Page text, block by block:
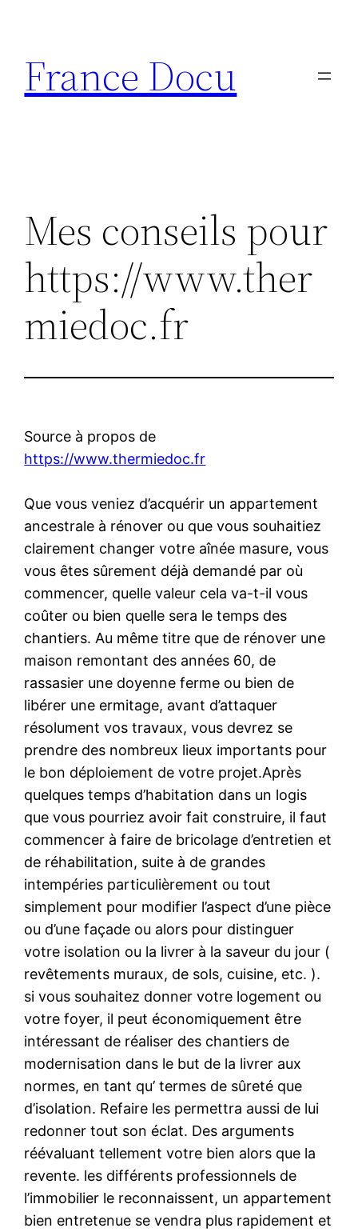
contenu
France Docu
Mes conseils pour
https://www.ther
miedoc.fr
Source à propos de
https://www.thermiedoc.fr
Que vous veniez d’acquérir un appartement
ancestrale à rénover ou que vous souhaitiez
clairement changer votre aînée masure, vous
vous êtes sûrement déjà demandé par où
commencer, quelle valeur cela va-t-il vous
coûter ou bien quelle sera le temps des
chantiers. Au même titre que de rénover une
maison remontant des années 60, de
rassasier une doyenne ferme ou bien de
libérer une ermitage, avant d’attaquer
résolument vos travaux, vous devrez se
prendre des nombreux lieux importants pour
le bon déploiement de votre projet.Après
quelques temps d’habitation dans un logis
que vous pourriez avoir fait construire, il faut
commencer à faire de bricolage d’entretien et
de réhabilitation, suite à de grandes
intempéries particulièrement ou tout
simplement pour modifier l’aspect d’une pièce
ou d’une façade ou alors pour distinguer
votre isolation ou la livrer à la saveur du jour (
revêtements muraux, de sols, cuisine, etc. ).
si vous souhaitez donner votre logement ou
votre foyer, il peut économiquement être
intéressant de réaliser des chantiers de
modernisation dans le but de la livrer aux
normes, en tant qu’ termes de sûreté que
d’isolation. Refaire les permettra aussi de lui
redonner tout son éclat. Des arguments
réévaluant tellement votre bien alors que la
revente. les différents professionnels de
l’immobilier le reconnaissent, un appartement
bien entretenue se vendra plus rapidement et